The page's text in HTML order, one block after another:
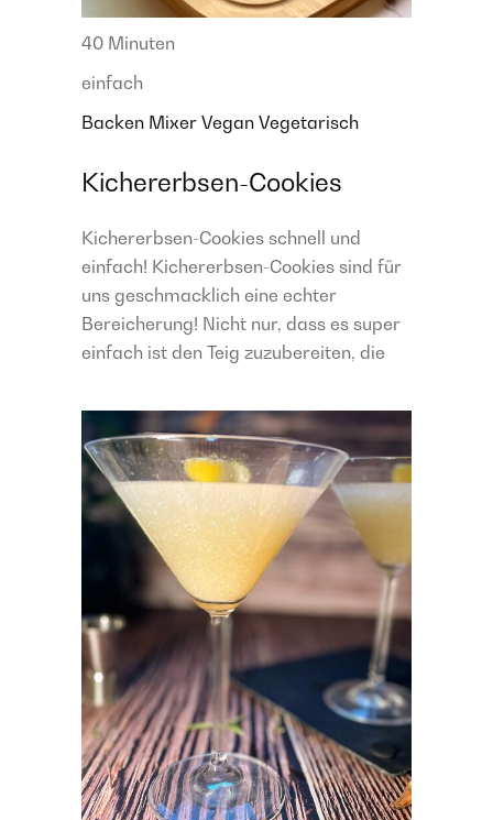
40 Minuten
einfach
Backen Mixer Vegan Vegetarisch
Kichererbsen-Cookies
Kichererbsen-Cookies schnell und
einfach! Kichererbsen-Cookies sind für
uns geschmacklich eine echter
Bereicherung! Nicht nur, dass es super
einfach ist den Teig zuzubereiten, die